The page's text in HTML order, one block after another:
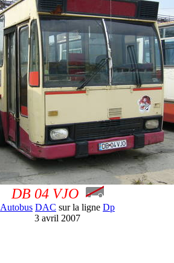
DB 04 VJO
Autobus DAC sur la ligne Dp
3 avril 2007